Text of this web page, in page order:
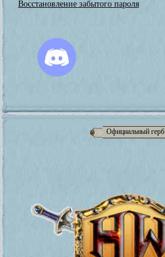
Восстановление забытого пароля
Официальный герб